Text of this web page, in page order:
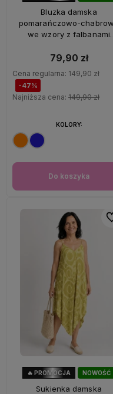
Bluzka damska
pomarańczowo-
we wzory z falbanami
79,90 zł
Cena regularna: 149,90 zł
-47%
Najniższa cena: 149,90 zł
Do koszyka
KOLORY:
NOWOŚĆ
🔥 PROMOCJA
Sukienka damska